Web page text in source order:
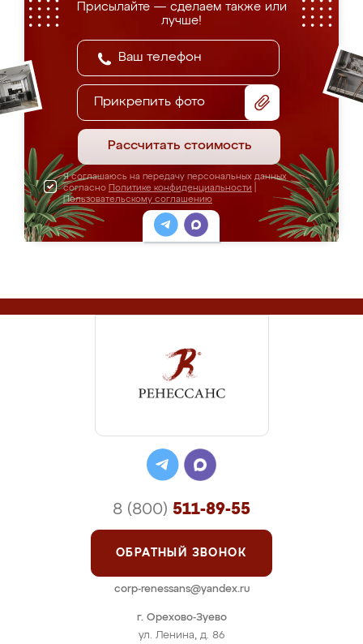
Присылайте — сделаем также или
лучше!
Прикрепить фото
Рассчитать стоимость
Я соглашаюсь на передачу персональных данных
согласно Политике конфиденциальности
Пользовательскому соглашению
г. Орехово-Зуево
ул. Ленина, д. 86
8 (800) 511-89-55
ОБРАТНЫЙ ЗВОНОК
corp-renessans@yandex.ru